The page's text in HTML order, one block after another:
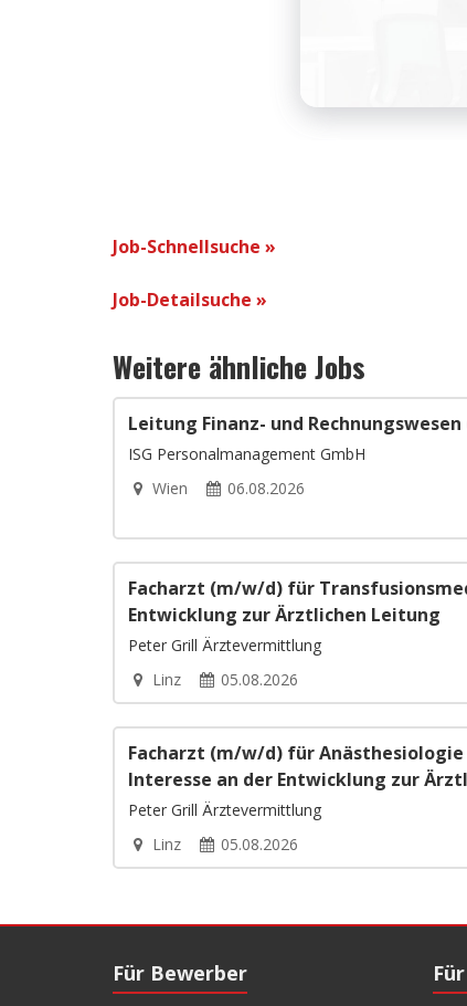
Job-Schnellsuche »
Job-Detailsuche »
Weitere ähnliche Jobs
Leitung Finanz- und
ISG Personalmanagement GmbH
Wien
06.08.2026
Facharzt (m/w/d) für
Entwicklung zur Ärztlichen Leitung
Peter Grill Ärztevermittlung
Linz
05.08.2026
Facharzt (m/w/d) für
Interesse an der Entwicklung zur
Peter Grill Ärztevermittlung
Linz
05.08.2026
Für Bewerber